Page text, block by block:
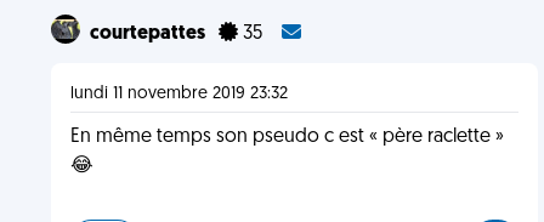
courtepattes 35
lundi 11 novembre 2019 23:32
En même temps son pseudo c est « père raclette »
😂